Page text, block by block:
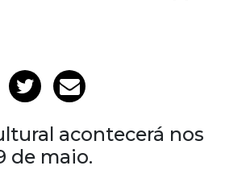
acontecerá nos
de maio.